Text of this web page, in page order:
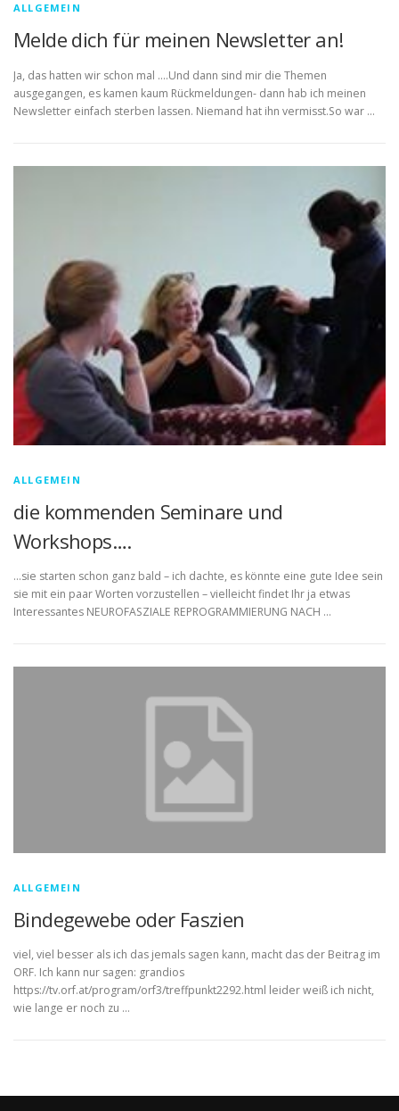
ALLGEMEIN
Melde dich für meinen Newsletter an!
Ja, das hatten wir schon mal ….Und dann sind mir die Themen
ausgegangen, es kamen kaum Rückmeldungen- dann hab ich meinen
Newsletter einfach sterben lassen. Niemand hat ihn vermisst.So war …
ALLGEMEIN
die kommenden Seminare und
Workshops….
…sie starten schon ganz bald – ich dachte, es könnte eine gute Idee sein
sie mit ein paar Worten vorzustellen – vielleicht findet Ihr ja etwas
Interessantes NEUROFASZIALE REPROGRAMMIERUNG NACH …
ALLGEMEIN
Bindegewebe oder Faszien
viel, viel besser als ich das jemals sagen kann, macht das der Beitrag im
ORF. Ich kann nur sagen: grandios
https://tv.orf.at/program/orf3/treffpunkt2292.html leider weiß ich nicht,
wie lange er noch zu …